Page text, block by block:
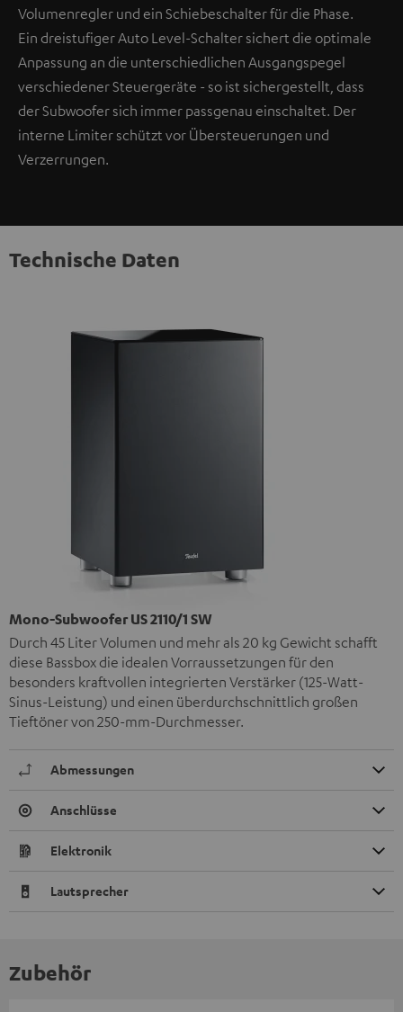
Volumenregler und ein Schiebeschalter für die Phase.
Ein dreistufiger Auto Level-Schalter sichert die optimale
Anpassung an die unterschiedlichen Ausgangspegel
verschiedener Steuergeräte - so ist sichergestellt, dass
der Subwoofer sich immer passgenau einschaltet. Der
interne Limiter schützt vor Übersteuerungen und
Verzerrungen.
Technische Daten
Mono-Subwoofer US 2110/1 SW
Durch 45 Liter Volumen und mehr als 20 kg Gewicht schafft
diese Bassbox die idealen Vorraussetzungen für den
besonders kraftvollen integrierten Verstärker (125-Watt-
Sinus-Leistung) und einen überdurchschnittlich großen
Tieftöner von 250-mm-Durchmesser.
Abmessungen
Anschlüsse
Elektronik
Lautsprecher
Zubehör